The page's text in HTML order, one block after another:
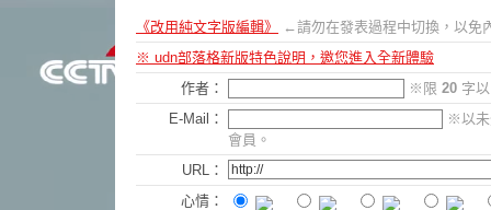
《改用純文字版編輯》
←請勿在發表過程中切換，以免
※ udn部落格新版特色說明，邀您進入全新體驗
作者：
※限 20 字
E-Mail：
※以未
會員。
URL：
心情：